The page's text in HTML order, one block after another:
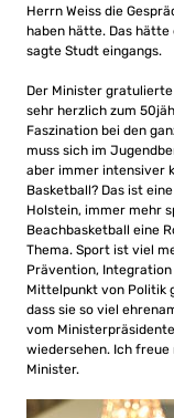
Herrn Weiss die
haben hätte. Das hätte
sagte Studt eingangs.
Der Minister
sehr herzlich zum
Faszination bei den
muss sich im
aber immer intensiver
Basketball? Das ist
Holstein, immer mehr
Beachbasketball eine
Thema. Sport ist viel
Prävention,
Mittelpunkt von Politik
dass sie so viel
vom
wiedersehen. Ich freue
Minister.